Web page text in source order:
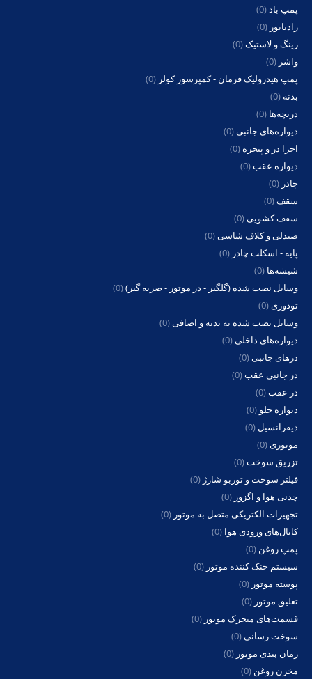
پمپ باد(0)
رادیاتور (0)
رینگ و لاستیک(0)
واشر (0)
پمپ هیدرولیک فرمان - کمپرسور کولر (0)
بدنه (0)
دریچه‌ها (0)
دیواره‌های جانبی(0)
اجزا در و پنجره (0)
دیواره عقب(0)
چادر (0)
سقف(0)
سقف کشویی(0)
صندلی و کلاف شاسی(0)
پایه - اسکلت چادر (0)
شیشه‌ها (0)
وسایل نصب شده (گلگیر - در موتور - ضربه گیر)(0)
تودوزی(0)
وسایل نصب شده به بدنه و اضافی(0)
دیواره‌های داخلی(0)
درهای جانبی(0)
در جانبی عقب(0)
در عقب(0)
دیواره جلو (0)
دیفرانسیل (0)
موتوری(0)
تزریق سوخت(0)
فیلتر سوخت و توربو شارژ (0)
چدنی هوا و اگزوز (0)
تجهیزات الکتریکی متصل به موتور (0)
کانال‌های ورودی هوا (0)
پمپ روغن (0)
سیستم خنک کننده موتور (0)
پوسته موتور (0)
تعلیق موتور (0)
قسمت‌های متحرک موتور (0)
سوخت رسانی(0)
زمان بندی موتور (0)
مخزن روغن (0)